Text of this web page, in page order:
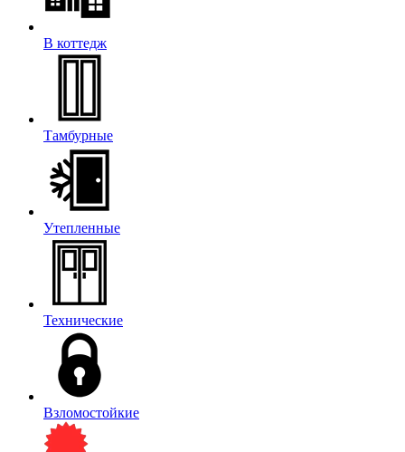
В коттедж
Тамбурные
Утепленные
Технические
Взломостойкие